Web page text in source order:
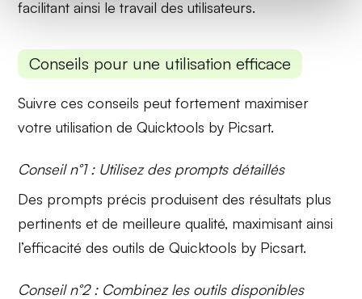
facilitant ainsi le travail des utilisateurs.
Conseils pour une utilisation efficace
Suivre ces conseils peut fortement maximiser
votre utilisation de Quicktools by Picsart.
Conseil n°1 : Utilisez des prompts détaillés
Des prompts précis produisent des résultats plus
pertinents et de meilleure qualité, maximisant ainsi
l’efficacité des outils de Quicktools by Picsart.
Conseil n°2 : Combinez les outils disponibles